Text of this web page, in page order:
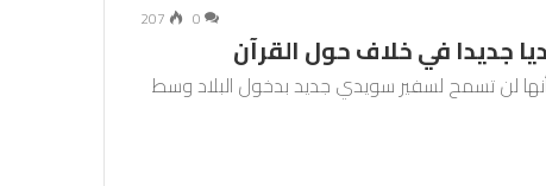
0
207
جديدا في خلاف حول القرآن
لن تسمح لسفير سويدي جديد بدخول البلاد وسط